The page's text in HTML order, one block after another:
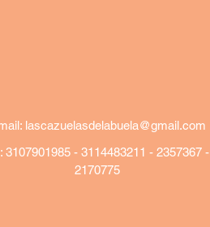
lascazuelasdelabuela@gmail.com
3107901985 - 3114483211 - 2357367 -
2170775